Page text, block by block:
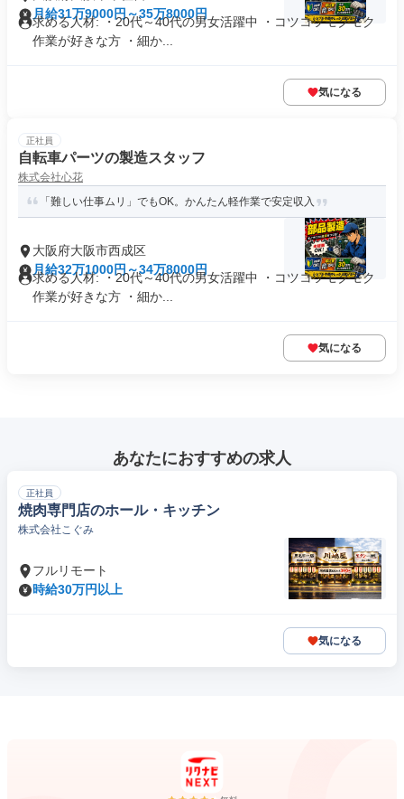
月給31万9000円～35万8000円
求める人材: ・20代～40代の男女活躍中 ・コツコツモクモク
作業が好きな方 ・細か...
気になる
正社員
自転車パーツの製造スタッフ
株式会社心花
「難しい仕事ムリ」でもOK。かんたん軽作業で安定収入
大阪府大阪市西成区
月給32万1000円～34万8000円
求める人材: ・20代～40代の男女活躍中 ・コツコツモクモク
作業が好きな方 ・細か...
気になる
あなたにおすすめの求人
正社員
焼肉専門店のホール・キッチン
株式会社こぐみ
フルリモート
時給30万円以上
気になる